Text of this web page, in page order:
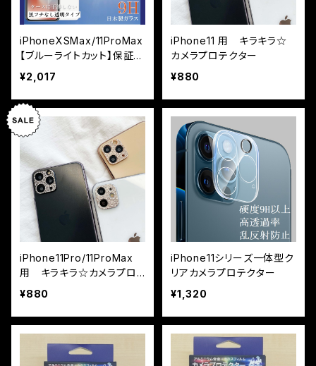
iPhoneXSMax/11ProMax
【ブルーライトカット】保証付
きガラスフィルム『鎧』平面
タイプ
¥2,017
iPhone11 用 キラキラ☆
カメラプロテクター
¥880
iPhone11Pro/11ProMax
用 キラキラ☆カメラプロ
テクター
¥880
iPhone11シリーズ一体型ク
リアカメラプロテクター
¥1,320